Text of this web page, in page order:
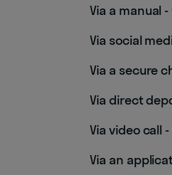
Via a manual
Via social
Via a secure
Via direct
Via video call
Via an